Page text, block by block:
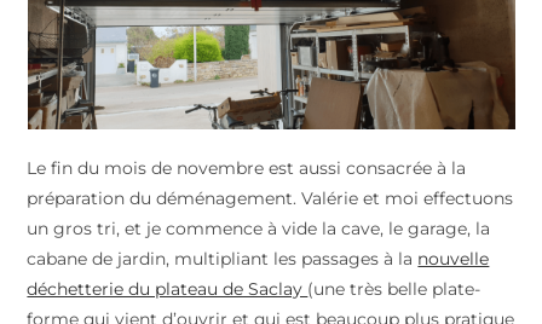
Le fin du mois de novembre est aussi consacrée à la
préparation du déménagement. Valérie et moi effectuons
un gros tri, et je commence à vide la cave, le garage, la
cabane de jardin, multipliant les passages à la nouvelle
déchetterie du plateau de Saclay (une très belle plate-
forme qui vient d’ouvrir et qui est beaucoup plus pratique